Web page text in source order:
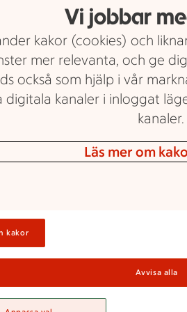
Maxi ICA
29/4-3/5 fyller vi
för dig som är
favoriterna till under
Vi jobbar
kakor (cookies) och
mer relevanta, och ge
också som hjälp i vår
digitala kanaler i inloggat
kanaler.
Läs mer om
kakor
Avvisa alla